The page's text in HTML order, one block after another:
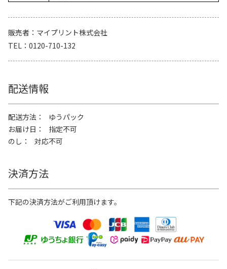
販売者
マイプリント株式会社
TEL
0120-710-132
配送情報
配送方法
ゆうパック
お届け日
指定不可
のし
対応不可
決済方法
下記の決済方法がご利用頂けます。